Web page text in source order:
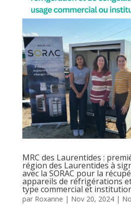
MRC des Laurentides :
région des Laurentides à
avec la SORAC pour la
appareils de réfrigérations
type commercial et
par Roxanne | Nov 20, 2024|